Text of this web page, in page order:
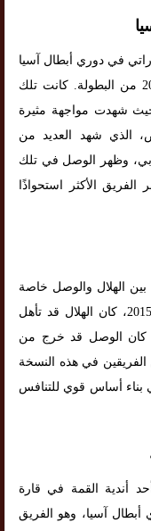
في دوري أبطال آسيا
كان في مرحلة المجموعات خلال نسخة 2007 من البطولة. كانت تلك
حيث شهدت مواجهة مثيرة
الذي شهد العديد من
وظهر الوصل في تلك
الأكثر استحواذًا
بين الهلال والوصل خاصة
في دور المجموعات. في دوري أبطال آسيا 2015، كان الهلال قد تأهل
بينما كان الوصل قد خرج من
الفريقين في هذه النسخة
بناء أساس قوي للتنافس
أندية القمة في قارة
آسيا، وهو الفريق